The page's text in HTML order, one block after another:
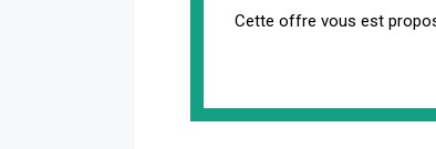
Cette offre vous est